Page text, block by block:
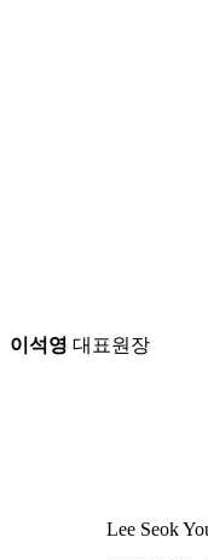
이석영 대표원장
Lee Seok